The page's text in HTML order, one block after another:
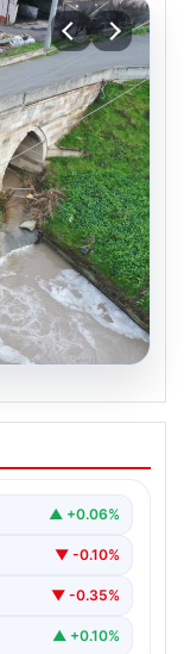
İçin
tarım ve▲ +0.06%
▼ -0.10%
▼ -0.35%
▲ +0.10%